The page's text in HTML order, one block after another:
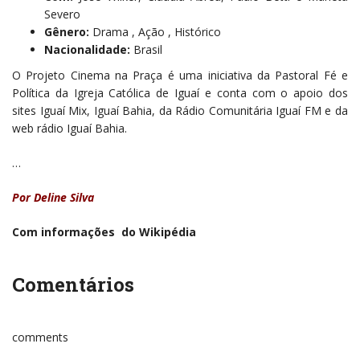
Severo
Gênero: Drama , Ação , Histórico
Nacionalidade: Brasil
O Projeto Cinema na Praça é uma iniciativa da Pastoral Fé e
Política da Igreja Católica de Iguaí e conta com o apoio dos
sites Iguaí Mix, Iguaí Bahia, da Rádio Comunitária Iguaí FM e da
web rádio Iguaí Bahia.
…
Por Deline Silva
Com informações do Wikipédia
Comentários
comments